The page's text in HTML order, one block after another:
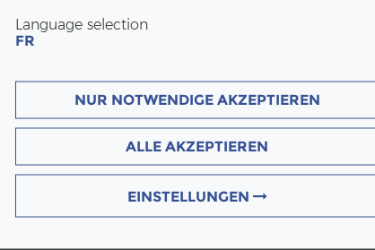
Language selection
FR
NUR NOTWENDIGE AKZEPTIEREN
ALLE AKZEPTIEREN
EINSTELLUNGEN
in Domdidier, unbehandelte
Douglasie und hochwertige
im Innen- und Aussenbereich